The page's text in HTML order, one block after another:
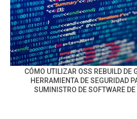
CÓMO UTILIZAR OSS REBUILD DE
HERRAMIENTA DE SEGURIDAD
SUMINISTRO DE SOFTWARE